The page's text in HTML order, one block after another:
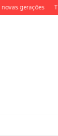
gerações TSE